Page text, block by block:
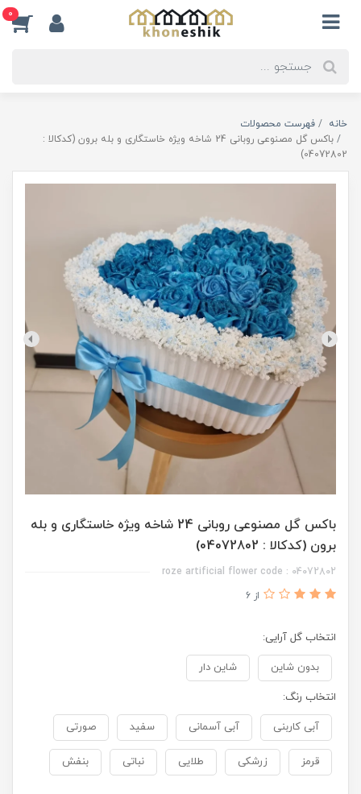
0
خانه
فهرست محصولات
باکس گل مصنوعی روبانی 24 شاخه ویژه خاستگاری و بله برون (کدکالا :
04072802)
باکس گل مصنوعی روبانی 24 شاخه ویژه خاستگاری و بله
برون (کدکالا : 04072802)
roze artificial flower code : 04072802
از 6
انتخاب گل آرایی:
بدون شاین شاین دار
انتخاب رنگ:
آبی کاربنی آبی آسمانی سفید صورتی
قرمز زرشکی طلایی نباتی بنفش